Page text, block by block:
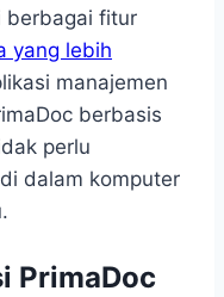
berbagai fitur
yang lebih
manajemen
berbasis
perlu
dalam komputer
PrimaDoc